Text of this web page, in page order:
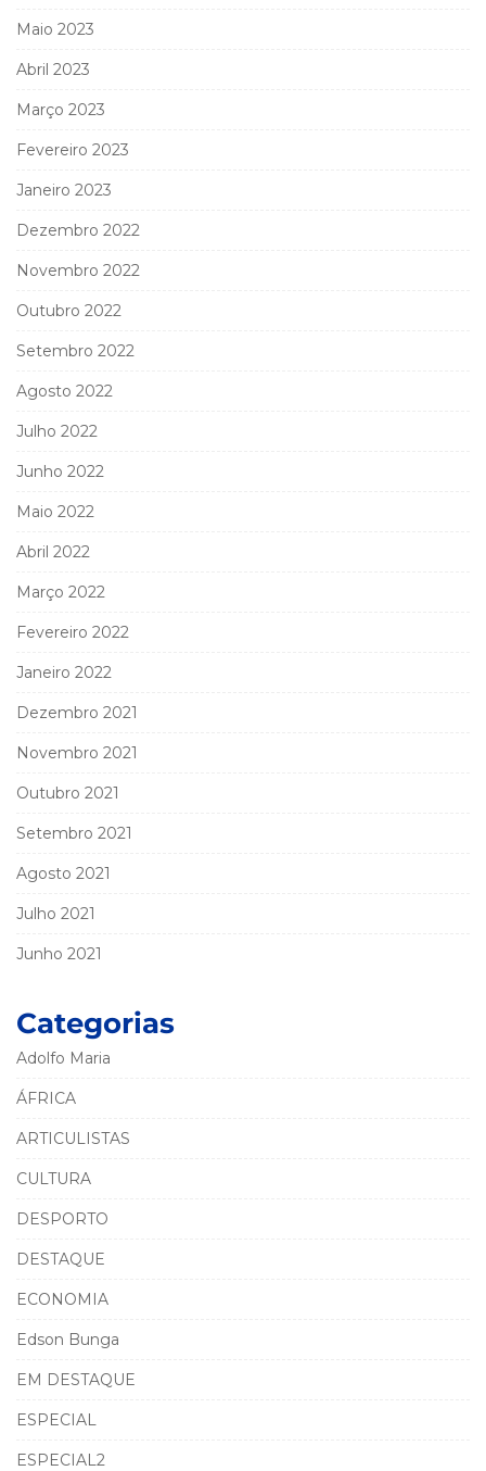
Maio 2023
Abril 2023
Março 2023
Fevereiro 2023
Janeiro 2023
Dezembro 2022
Novembro 2022
Outubro 2022
Setembro 2022
Agosto 2022
Julho 2022
Junho 2022
Maio 2022
Abril 2022
Março 2022
Fevereiro 2022
Janeiro 2022
Dezembro 2021
Novembro 2021
Outubro 2021
Setembro 2021
Agosto 2021
Julho 2021
Junho 2021
Categorias
Adolfo Maria
ÁFRICA
ARTICULISTAS
CULTURA
DESPORTO
DESTAQUE
ECONOMIA
Edson Bunga
EM DESTAQUE
ESPECIAL
ESPECIAL2